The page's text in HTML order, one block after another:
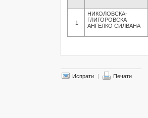
1
НИКОЛОВСКА-
ГЛИГОРОВСКА
АНГЕЛКО СИЛВАНА
Испрати | Печати